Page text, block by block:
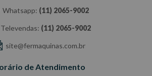
Whatsapp: (11) 2065-9002
Televendas: (11) 2065-9002
site@fermaquinas.com.br
de Atendimento